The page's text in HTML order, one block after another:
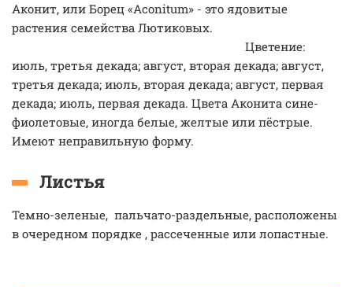
Аконит, или Борец «Aconitum» - это ядовитые
растения семейства Лютиковых.
Цветение:
июль, третья декада; август, вторая декада; август,
третья декада; июль, вторая декада; август, первая
декада; июль, первая декада. Цвета Аконита сине-
фиолетовые, иногда белые, желтые или пёстрые.
Имеют неправильную форму.
Листья
Темно-зеленые, пальчато-раздельные, расположены
в очередном порядке , рассеченные или лопастные.